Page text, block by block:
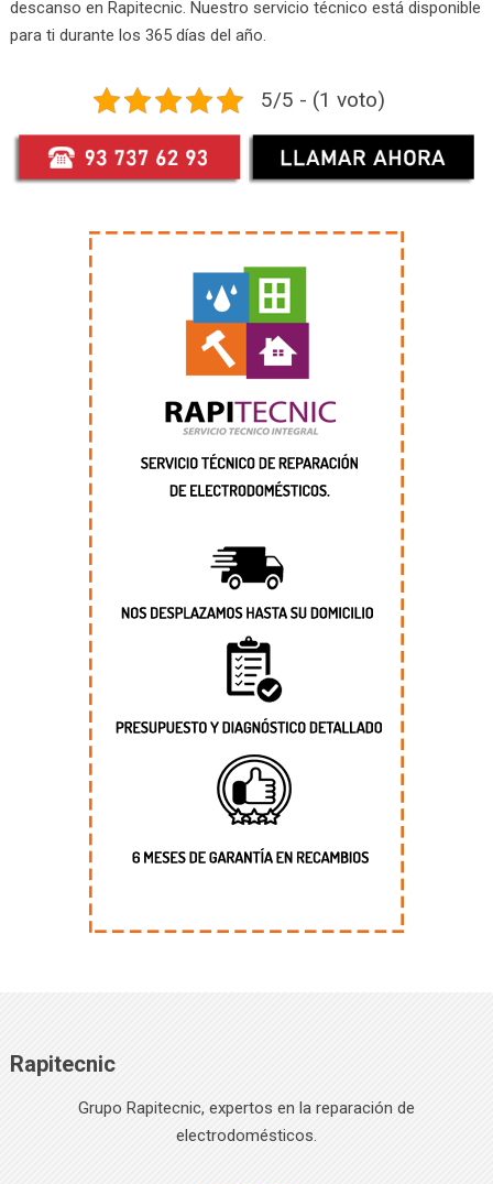
descanso en Rapitecnic. Nuestro servicio técnico está disponible
para ti durante los 365 días del año.
5/5 - (1 voto)
Rapitecnic
Grupo Rapitecnic, expertos en la reparación de
electrodomésticos.